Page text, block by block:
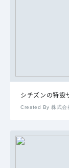
シチズンの特設
Created By 株式会